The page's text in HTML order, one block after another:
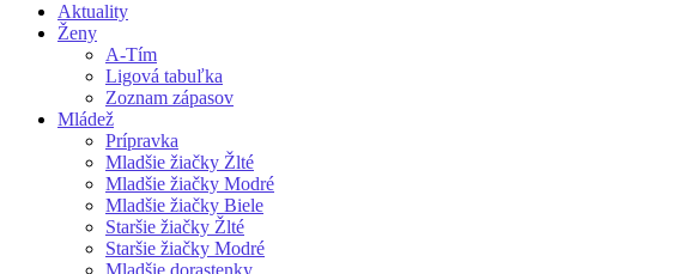
Aktuality
Ženy
A-Tím
Ligová tabuľka
Zoznam zápasov
Mládež
Prípravka
Mladšie žiačky Žlté
Mladšie žiačky Modré
Mladšie žiačky Biele
Staršie žiačky Žlté
Staršie žiačky Modré
Mladšie dorastenky